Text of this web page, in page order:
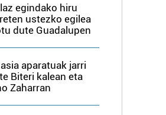
egindako hiru
ustezko egilea
dute Guadalupen
aparatuak jarri
Biteri kalean eta
Zaharran